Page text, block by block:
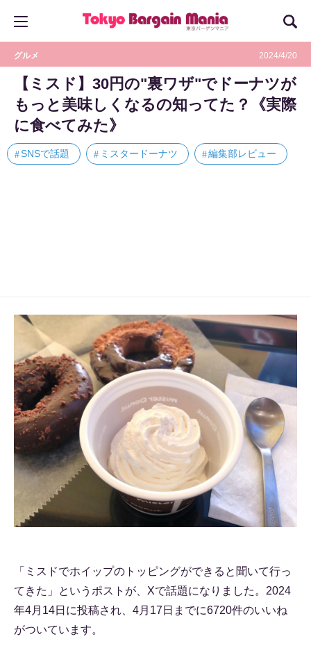
グルメ 2024/4/20
【ミスド】30円の"裏ワザ"でドーナツが
もっと美味しくなるの知ってた？《実際
に食べてみた》
SNSで話題 ミスタードーナツ 編集部レビュー
「ミスドでホイップのトッピングができると聞いて行っ
てきた」というポストが、Xで話題になりました。2024
年4月14日に投稿され、4月17日までに6720件のいいね
がついています。